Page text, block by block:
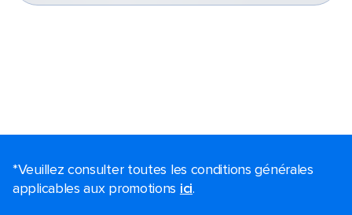
*Veuillez consulter toutes les conditions générales
applicables aux promotions ici.